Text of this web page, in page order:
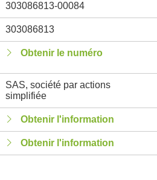
303086813-00084
303086813
Obtenir le numéro
SAS, société par actions
simplifiée
Obtenir l'information
Obtenir l'information